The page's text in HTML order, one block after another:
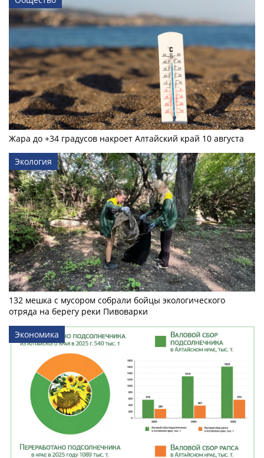
Жара до +34 градусов накроет Алтайский край 10 августа
Экология
132 мешка с мусором собрали бойцы экологического
отряда на берегу реки Пивоварки
Экономика